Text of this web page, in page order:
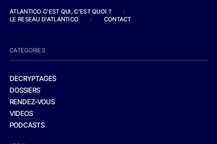
ATLANTICO C'EST QUI, C'EST QUOI ?
/
LE RESEAU D'ATLANTICO
/ CONTACT
CATEGORIES
DECRYPTAGES
DOSSIERS
RENDEZ-VOUS
VIDEOS
PODCASTS